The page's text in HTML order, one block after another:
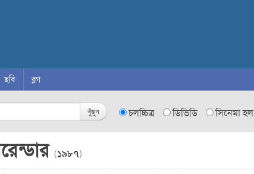
ছবি ব্লগ
খুঁজুন চলচ্চিত্র ডিভিডি সিনেমা হল
(১৯৮৭)